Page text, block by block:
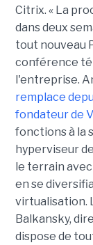
Citrix. « La
dans deux
tout nouveau
conférence
l'entreprise.
remplace
fondateur de
fonctions à la
hyperviseur
le terrain
en se
virtualisation.
Balkansky,
dispose de